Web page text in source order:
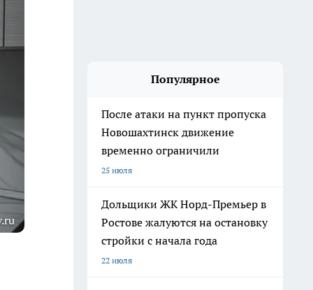
Популярное
После атаки на пункт пропуска
Новошахтинск движение
временно ограничили
25 июля
Дольщики ЖК Норд-Премьер в
Ростове жалуются на остановку
стройки с начала года
22 июля